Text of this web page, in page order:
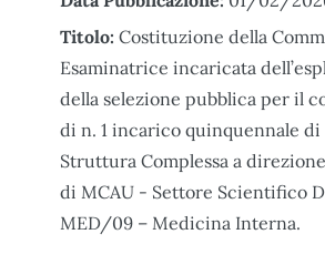
Titolo: Costituzione della
Esaminatrice incaricata
della selezione pubblica per il
di n. 1 incarico quinquennale
Struttura Complessa a
di MCAU - Settore Scientifico
MED/09 – Medicina Interna.